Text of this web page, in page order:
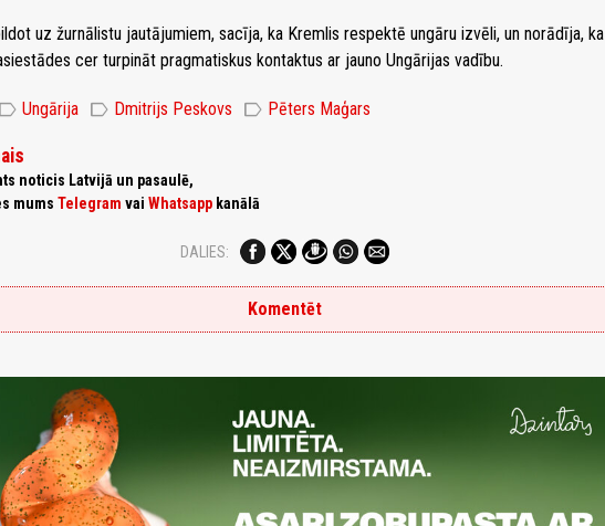
uz žurnālistu jautājumiem, sacīja, ka Kremlis respektē ungāru izvēli, un norādīja, ka
cer turpināt pragmatiskus kontaktus ar jauno Ungārijas vadību.
label Ungārija label Dmitrijs Peskovs label Pēters Maģars
noticis Latvijā un pasaulē,
mums Telegram vai Whatsapp kanālā
DALIES:
Komentēt